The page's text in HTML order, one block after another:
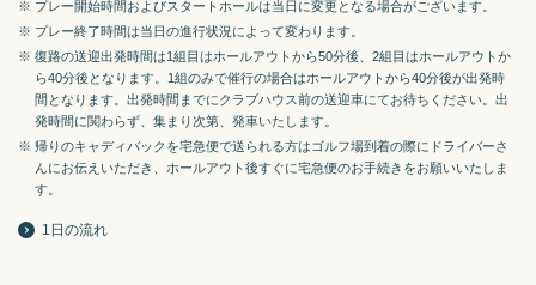
※ プレー開始時間およびスタートホールは当日に変更となる場合がございます。
※ プレー終了時間は当日の進行状況によって変わります。
※ 復路の送迎出発時間は1組目はホールアウトから50分後、2組目はホールアウトか
ら40分後となります。1組のみで催行の場合はホールアウトから40分後が出発時
間となります。出発時間までにクラブハウス前の送迎車にてお待ちください。出
発時間に関わらず、集まり次第、発車いたします。
※ 帰りのキャディバックを宅急便で送られる方はゴルフ場到着の際にドライバーさ
んにお伝えいただき、ホールアウト後すぐに宅急便のお手続きをお願いいたしま
す。
1日の流れ